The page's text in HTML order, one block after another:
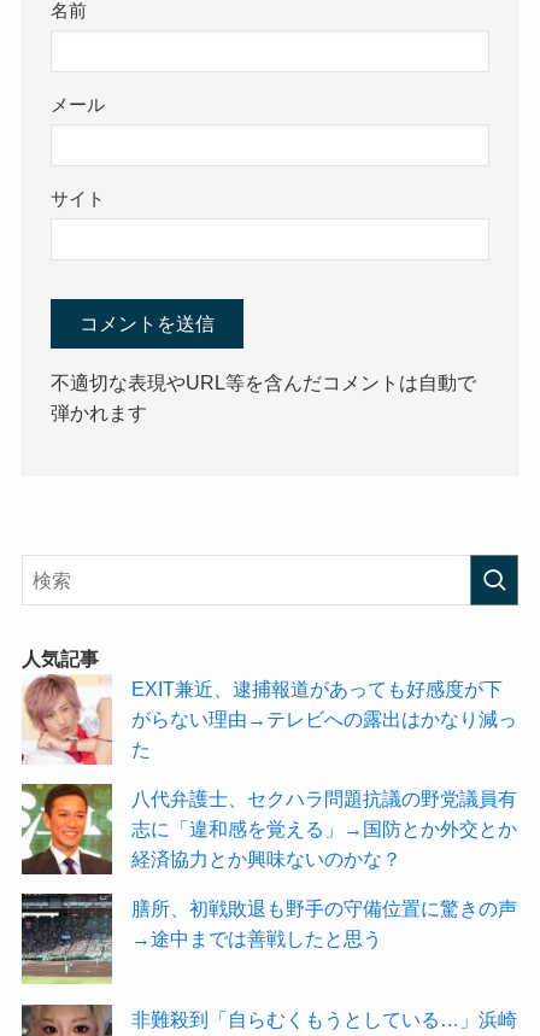
名前
メール
サイト
不適切な表現やURL等を含んだコメントは自動で
弾かれます
人気記事
EXIT兼近、逮捕報道があっても好感度が下
がらない理由→テレビへの露出はかなり減っ
た
八代弁護士、セクハラ問題抗議の野党議員有
志に「違和感を覚える」→国防とか外交とか
経済協力とか興味ないのかな？
膳所、初戦敗退も野手の守備位置に驚きの声
→途中までは善戦したと思う
非難殺到「自らむくもうとしている…」浜崎